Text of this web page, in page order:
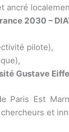
ancré
2030 –
pilote),
Gustave
Paris Est
et